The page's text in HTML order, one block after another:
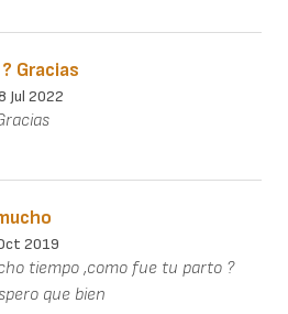
Gracias
Jul 2022
2019
tiempo ,como fue tu parto ?
que bien